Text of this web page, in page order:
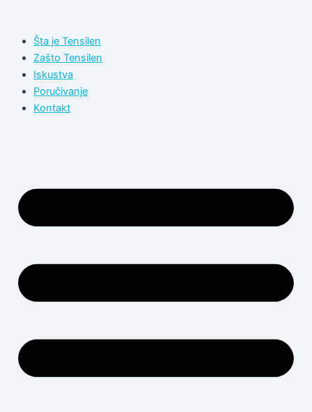
садржајŠta je Tensilen
Zašto Tensilen
Iskustva
Poručivanje
Kontakt